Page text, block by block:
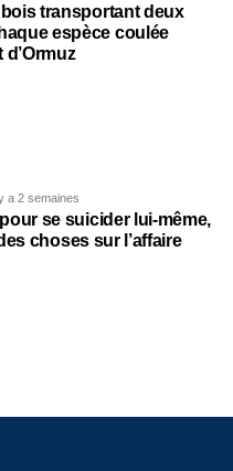
transportant deux
espèce coulée
a 2 semaines
se suicider lui-même,
choses sur l’affaire